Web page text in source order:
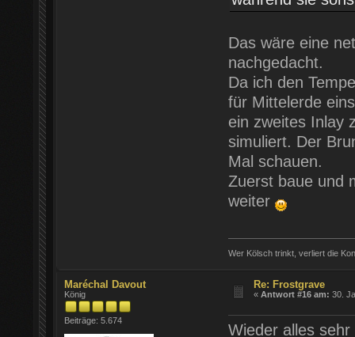
Das wäre eine
nachgedacht.
Da ich den
für Mittelerde
ein zweites Inlay
simuliert. Der
Mal schauen.
Zuerst baue und
weiter
Wer Kölsch trinkt, verliert die
Maréchal Davout
König
Beiträge: 5.674
Re: Frostgrave
«Antwort #16 am: 30.
Wieder alles